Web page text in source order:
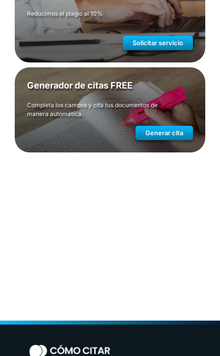
Reducimos el plagio al 10%
Solicitar servicio
Generador de citas FREE
Completa los campos y cita tus documentos de
manera automática.
Generar cita